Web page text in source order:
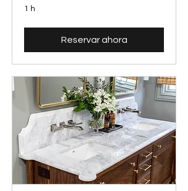
1 h
Reservar ahora